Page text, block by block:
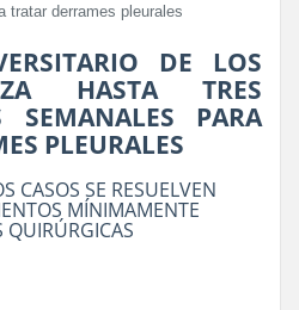
tratar derrames pleurales
DE LOS
HASTA TRES
SEMANALES PARA
PLEURALES
CASOS SE RESUELVEN
MÍNIMAMENTE
QUIRÚRGICAS